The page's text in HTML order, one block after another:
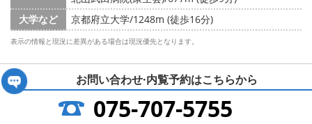
大学など
京都府立大学/1248m (徒歩16分)
表示の情報と現況に差異がある場合は現況優先となります。
お問い合わせ·内覧予約はこちらから
075-707-5755